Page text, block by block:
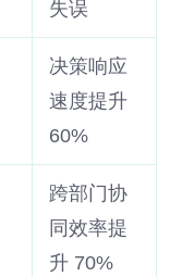
失误
决策响应
速度提升
60%
跨部门协
同效率提
升 70%